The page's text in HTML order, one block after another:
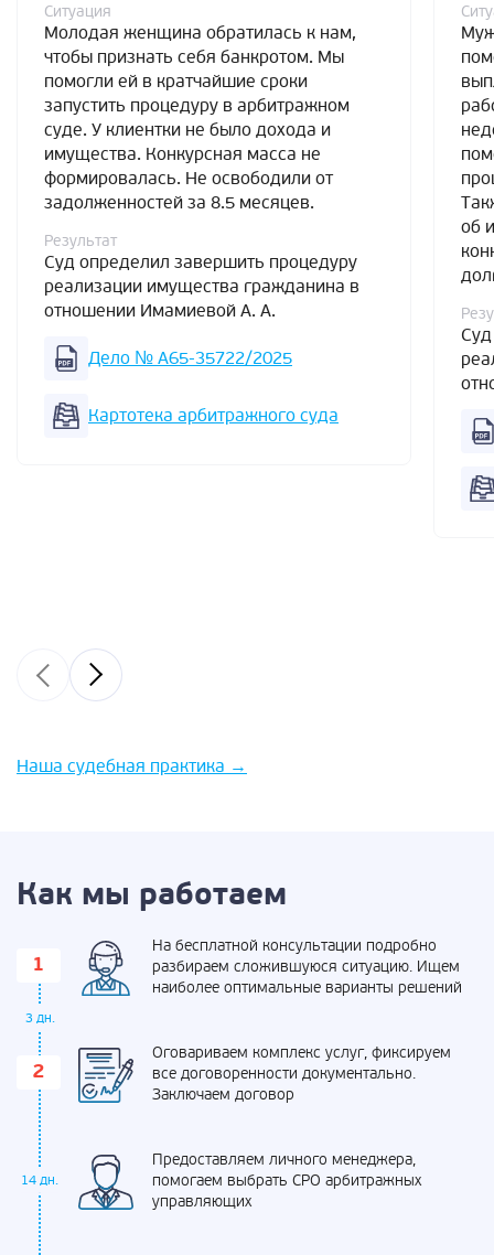
Ситуация
Молодая женщина обратилась к нам,
чтобы признать себя банкротом. Мы
помогли ей в кратчайшие сроки
запустить процедуру в арбитражном
суде. У клиентки не было дохода и
имущества. Конкурсная масса не
формировалась. Не освободили от
задолженностей за 8.5 месяцев.
Результат
Суд определил завершить процедуру
реализации имущества гражданина в
отношении Имамиевой А. А.
Дело № А65-35722/2025
Картотека арбитражного суда
об
Наша судебная практика →
Как мы работаем
3 дн.
На бесплатной консультации подробно
разбираем сложившуюся ситуацию. Ищем
наиболее оптимальные варианты решений
Оговариваем комплекс услуг, фиксируем
все договоренности документально.
Заключаем договор
14 дн.
Предоставляем личного менеджера,
помогаем выбрать СРО арбитражных
управляющих